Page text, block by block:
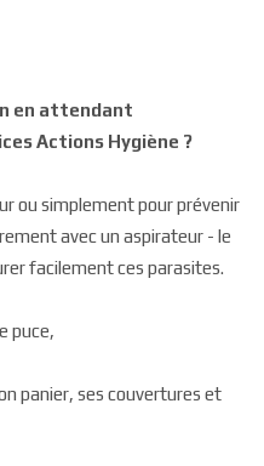
en attendant
Actions Hygiène ?
ou simplement pour prévenir
avec un aspirateur - le
facilement ces parasites.
puce,
panier, ses couvertures et